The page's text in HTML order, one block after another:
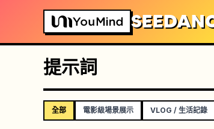
提示詞
全部 電影級場景展示 VLOG / 生活記錄